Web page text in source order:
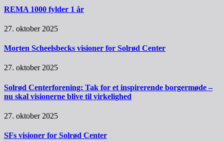
REMA 1000 fylder 1 år
27. oktober 2025
Morten Scheelsbecks visioner for Solrød Center
27. oktober 2025
Solrød Centerforening: Tak for et inspirerende borgermøde –
nu skal visionerne blive til virkelighed
27. oktober 2025
SFs visioner for Solrød Center